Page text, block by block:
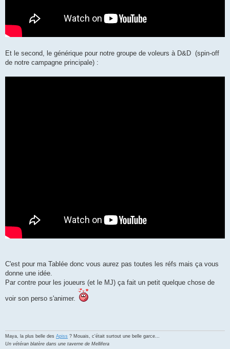
Et le second, le générique pour notre groupe de voleurs à D&D (spin-off
de notre campagne principale) :
C'est pour ma Tablée donc vous aurez pas toutes les réfs mais ça vous
donne une idée.
Par contre pour les joueurs (et le MJ) ça fait un petit quelque chose de
voir son perso s'animer.
Maya, la plus belle des Apiss ? Mouais, c'était surtout une belle garce...
Un vétéran blatère dans une taverne de Mellifera